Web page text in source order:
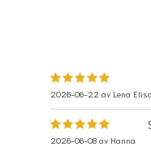
2026-06-22 av Lena
2026-06-08 av Hanna